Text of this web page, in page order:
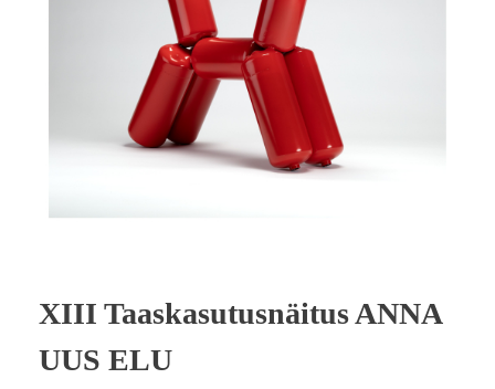
XIII Taaskasutusnäitus ANNA
UUS ELU